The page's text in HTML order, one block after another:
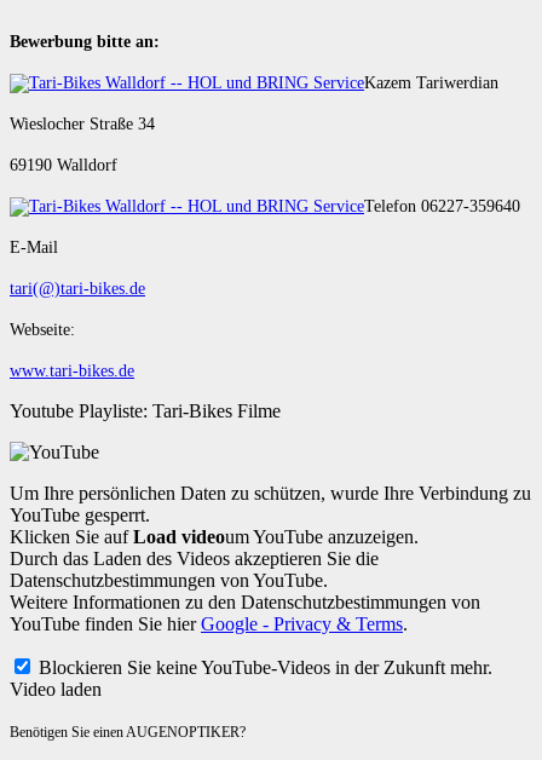
Bewerbung bitte an:
Kazem Tariwerdian
Wieslocher Straße 34
69190 Walldorf
Telefon 06227-359640
E-Mail
tari(@)tari-bikes.de
Webseite:
www.tari-bikes.de
Youtube Playliste: Tari-Bikes Filme
Um Ihre persönlichen Daten zu schützen, wurde Ihre Verbindung zu
YouTube gesperrt.
Klicken Sie aufLoad videoum YouTube anzuzeigen.
Durch das Laden des Videos akzeptieren Sie die
Datenschutzbestimmungen von YouTube.
Weitere Informationen zu den Datenschutzbestimmungen von
YouTube finden Sie hierGoogle - Privacy & Terms.
Blockieren Sie keine YouTube-Videos in der Zukunft mehr.
Video laden
Benötigen Sie einen AUGENOPTIKER?